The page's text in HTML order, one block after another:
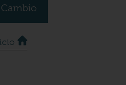
Cambio